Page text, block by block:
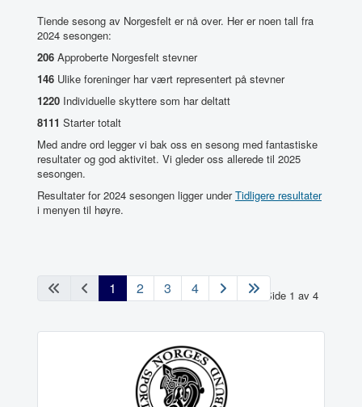
Tiende sesong av Norgesfelt er nå over. Her er noen tall fra
2024 sesongen:
206 Approberte Norgesfelt stevner
146 Ulike foreninger har vært representert på stevner
1220 Individuelle skyttere som har deltatt
8111 Starter totalt
Med andre ord legger vi bak oss en sesong med fantastiske
resultater og god aktivitet. Vi gleder oss allerede til 2025
sesongen.
Resultater for 2024 sesongen ligger underTidligere resultater
i menyen til høyre.
Side 1 av 4
1 2 3 4